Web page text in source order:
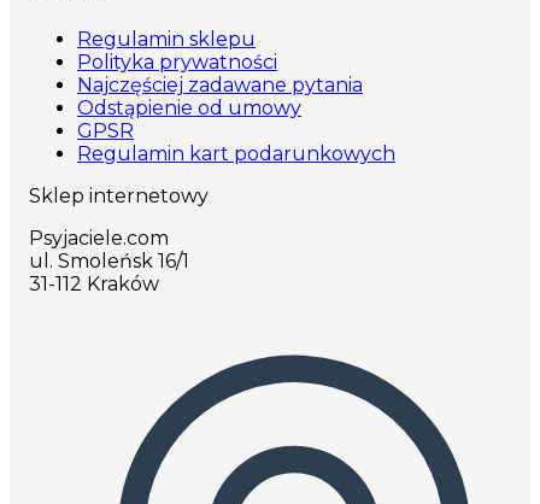
Regulamin sklepu
Polityka prywatności
Najczęściej zadawane pytania
Odstąpienie od umowy
GPSR
Regulamin kart podarunkowych
Sklep internetowy
Psyjaciele.com
ul. Smoleńsk 16/1
31-112 Kraków